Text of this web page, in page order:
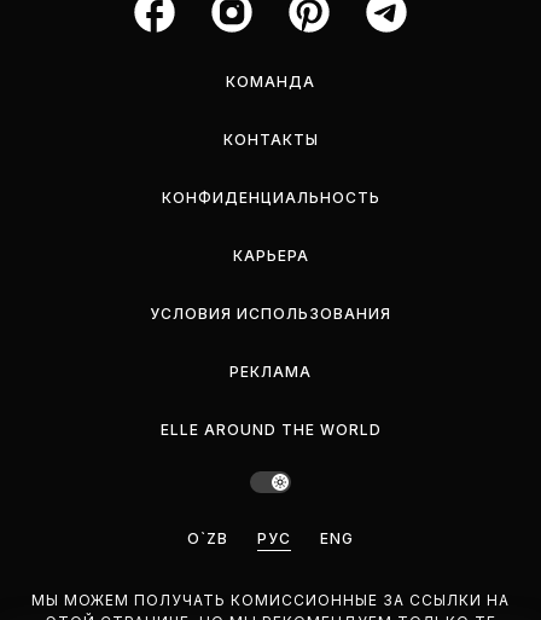
КОМАНДА
КОНТАКТЫ
КОНФИДЕНЦИАЛЬНОСТЬ
КАРЬЕРА
УСЛОВИЯ ИСПОЛЬЗОВАНИЯ
РЕКЛАМА
ELLE AROUND THE WORLD
O`ZB РУС ENG
МЫ МОЖЕМ ПОЛУЧАТЬ КОМИССИОННЫЕ ЗА ССЫЛКИ НА